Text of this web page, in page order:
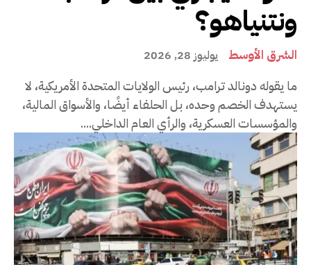
ونتنياهو؟
الشرق الأوسط يوليوز 28, 2026
ما يقوله دونالد ترامب، رئيس الولايات المتحدة الأمريكية، لا
يستهدف الخصم وحده، بل الحلفاء أيضًا، والأسواق المالية،
والمؤسسات العسكرية، والرأي العام الداخلي....